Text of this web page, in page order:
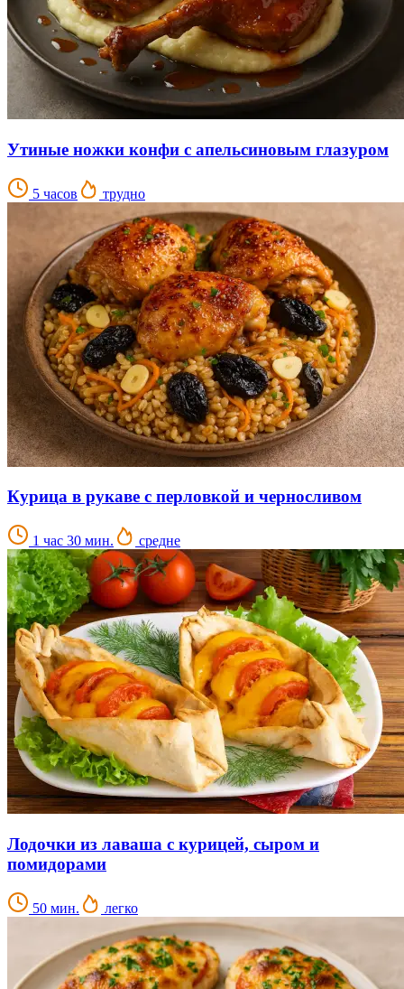
Утиные ножки конфи с апельсиновым глазуром
5 часов трудно
Курица в рукаве с перловкой и черносливом
1 час 30 мин. средне
Лодочки из лаваша с курицей, сыром и
помидорами
50 мин. легко